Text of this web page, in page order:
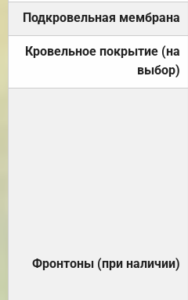
Подкровельная мембрана
Кровельное покрытие (на
выбор)
Фронтоны (при наличии)